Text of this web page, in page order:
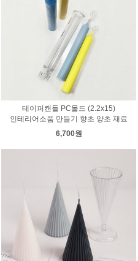
테이퍼캔들 PC몰드 (2.2x15)
인테리어소품 만들기 향초 양초 재료
6,700원